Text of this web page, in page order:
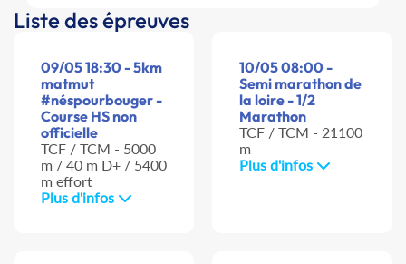
Liste des épreuves
09/05 18:30 - 5km
matmut
#néspourbouger -
Course HS non
officielle
TCF / TCM - 5000
m / 40 m D+ / 5400
m effort
Plus d'infos
10/05 08:00 -
Semi marathon de
la loire - 1/2
Marathon
TCF / TCM - 21100
m
Plus d'infos